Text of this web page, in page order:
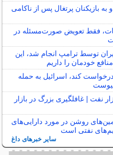
به بازیکنان پرتغال پس از ناکامی
فقط تعویض صورت‌مسئله در
ایران توسط ترامپ انجام شد، این
خودمان را داریم
کند، اسرائیل به حمله
پیوست
نفت | غافلگیری بزرگ در بازار
روشن در مورد دارایی‌های
نفتی است
سایر خبرهای داغ